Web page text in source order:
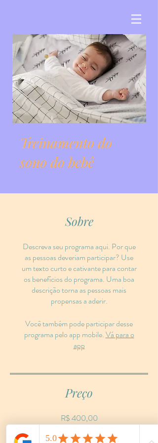
Treinamento do
sono do bebê
Sobre
Descreva seu programa aqui. Por que
as pessoas deveriam participar? Use
um texto curto e cativante para contar
os benefícios do programa. Uma boa
descrição torna as pessoas mais
propensas a aderir.
Você também pode participar desse
programa pelo app mobile.Vá para o
app
Preço
R$ 400,00